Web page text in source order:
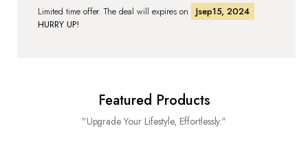
Limited time offer. The deal will expires on
Jsep15, 2024
HURRY UP!
Featured Products
"Upgrade Your Lifestyle, Effortlessly."